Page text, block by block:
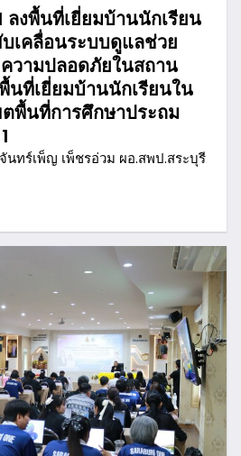
ลงพื้นที่เยี่ยมบ้านนักเรียน
เคลื่อนระบบดูแลช่วย
วามปลอดภัยในสถาน
นที่เยี่ยมบ้านนักเรียนใน
พื้นที่การศึกษาประถม
นทร์เพ็ญ เพ็ชรอ่วม ผอ.สพป.สระบุรี